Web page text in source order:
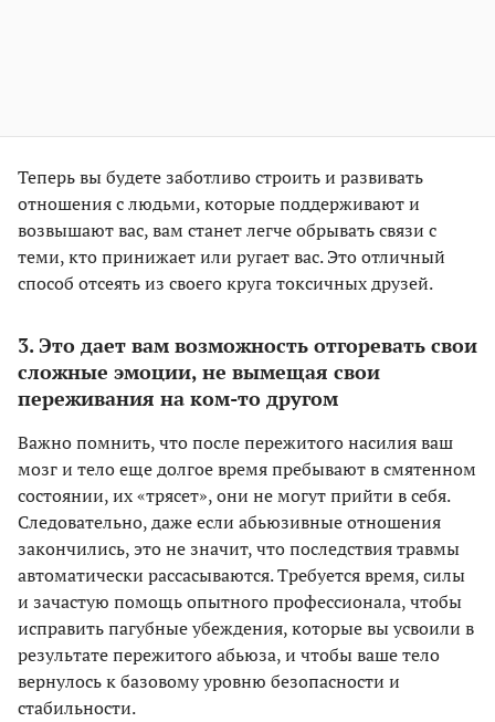
Теперь вы будете заботливо строить и развивать
отношения с людьми, которые поддерживают и
возвышают вас, вам станет легче обрывать связи с
теми, кто принижает или ругает вас. Это отличный
способ отсеять из своего круга токсичных друзей.
3. Это дает вам возможность отгоревать свои
сложные эмоции, не вымещая свои
переживания на ком­-то другом
Важно помнить, что после пережитого насилия ваш
мозг и тело еще долгое время пребывают в смятенном
состоянии, их «трясет», они не могут прийти в себя.
Следовательно, даже если абьюзивные отношения
закончились, это не значит, что последствия травмы
автоматически рассасываются. Требуется время, силы
и зачастую помощь опытного профессионала, чтобы
исправить пагубные убеждения, которые вы усвоили в
результате пережитого абьюза, и чтобы ваше тело
вернулось к базовому уровню безопасности и
стабильности.